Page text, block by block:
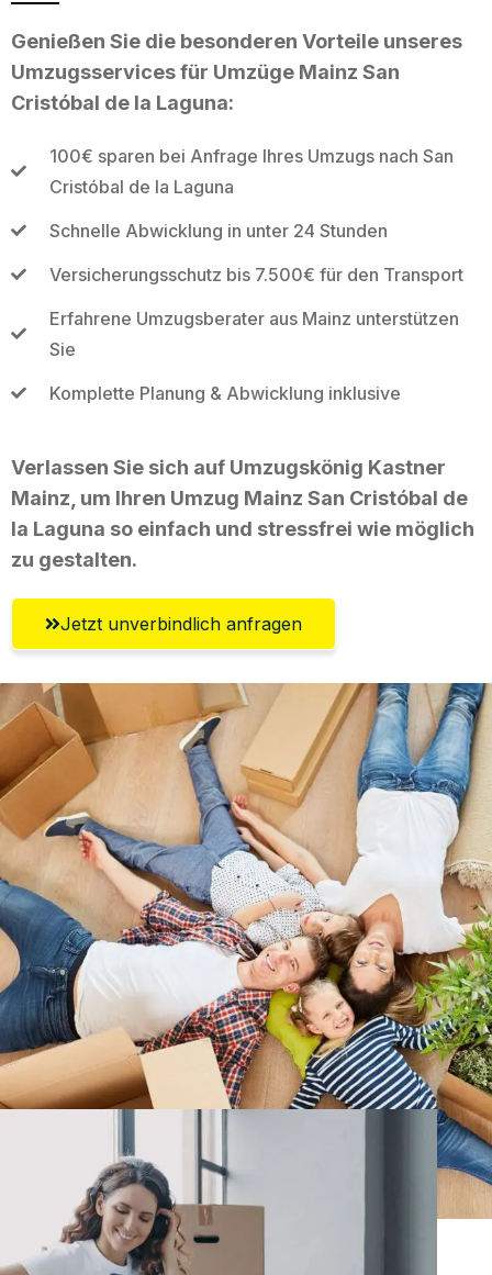
Genießen Sie die besonderen Vorteile unseres
Umzugsservices für Umzüge Mainz San
Cristóbal de la Laguna:
100€ sparen bei Anfrage Ihres Umzugs nach San
Cristóbal de la Laguna
Schnelle Abwicklung in unter 24 Stunden
Versicherungsschutz bis 7.500€ für den Transport
Erfahrene Umzugsberater aus Mainz unterstützen
Sie
Komplette Planung & Abwicklung inklusive
Verlassen Sie sich auf Umzugskönig Kastner
Mainz, um Ihren Umzug Mainz San Cristóbal de
la Laguna so einfach und stressfrei wie möglich
zu gestalten.
Jetzt unverbindlich anfragen